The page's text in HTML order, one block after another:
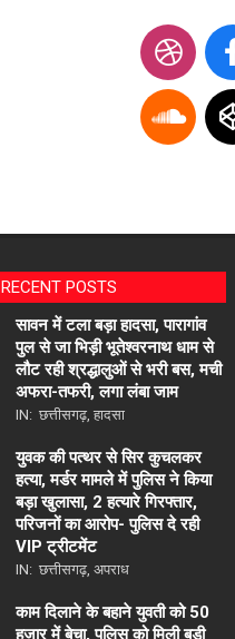
RECENT POSTS
सावन में टला बड़ा हादसा, पारागांव
पुल से जा भिड़ी भूतेश्वरनाथ धाम से
लौट रही श्रद्धालुओं से भरी बस, मची
अफरा-तफरी, लगा लंबा जाम
IN: छत्तीसगढ़ हादसा
युवक की पत्थर से सिर कुचलकर
हत्या, मर्डर मामले में पुलिस ने किया
बड़ा खुलासा, 2 हत्यारे गिरफ्तार,
परिजनों का आरोप- पुलिस दे रही
VIP ट्रीटमेंट
IN: छत्तीसगढ़ अपराध
काम दिलाने के बहाने युवती को 50
हजार में बेचा, पुलिस को मिली बड़ी